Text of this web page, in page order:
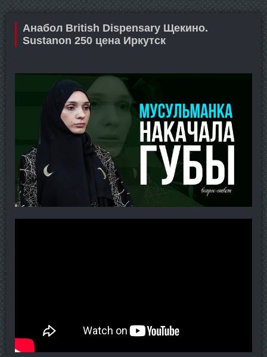
Анабол British Dispensary Щекино.
Sustanon 250 цена Иркутск